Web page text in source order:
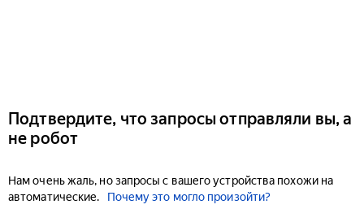
Подтвердите, что запросы отправляли вы, а
не робот
Нам очень жаль, но запросы с вашего устройства похожи на
автоматические.
Почему это могло произойти?